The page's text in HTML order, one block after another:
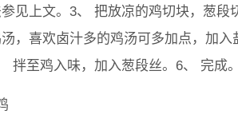
见上文。3、 把放凉的鸡切块，葱
，喜欢卤汁多的鸡汤可多加点，加
拌至鸡入味，加入葱段丝。6、 完成。